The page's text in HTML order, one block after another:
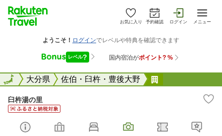
お気に入り 予約確認 ログイン メニュー
全国大分県 佐伯・臼杵・豊後大野
全国
臼杵湯の里